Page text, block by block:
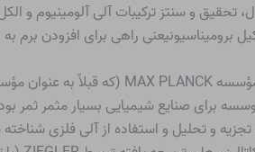
تحقیق و سنتزترکیبات آلی آلومینیوم و
برومیناسیونیعنی راهی برای افزودن برم